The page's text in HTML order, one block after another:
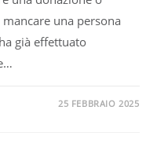
una persona
già effettuato
25 FEBBRAIO 2025